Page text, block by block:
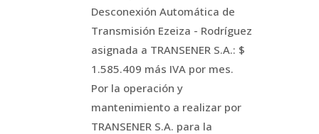
Desconexión Automática de
Transmisión Ezeiza - Rodríguez
asignada a TRANSENER S.A.: $
1.585.409 más IVA por mes.
Por la operación y
mantenimiento a realizar por
TRANSENER S.A. para la